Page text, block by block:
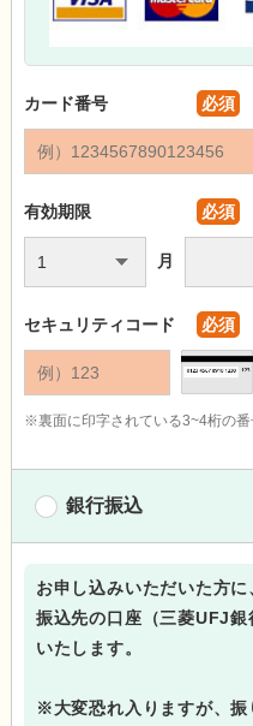
カード番号 必須
有効期限 必須
月
セキュリティコード 必須
※裏面に印字されている3~4桁の番
銀行振込
お申し込みいただいた方に
振込先の口座（三菱UFJ
いたします。
※大変恐れ入りますが、振